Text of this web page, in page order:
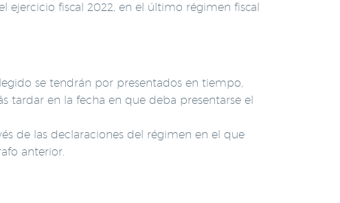
fiscal 2022, en el último régimen fiscal
se tendrán por presentados en tiempo,
tardar en la fecha en que deba presentarse el
de las declaraciones del régimen en el que
anterior.